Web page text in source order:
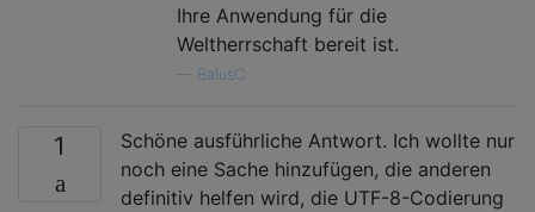
Ihre Anwendung für die
Weltherrschaft bereit ist.
BalusC
1
Schöne ausführliche Antwort. Ich wollte nur
noch eine Sache hinzufügen, die anderen
definitiv helfen wird, die UTF-8-Codierung